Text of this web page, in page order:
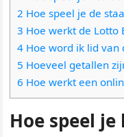
2 Hoe speel je de
3 Hoe werkt de Lotto
4 Hoe word ik lid van
5 Hoeveel getallen
6 Hoe werkt een
Hoe speel